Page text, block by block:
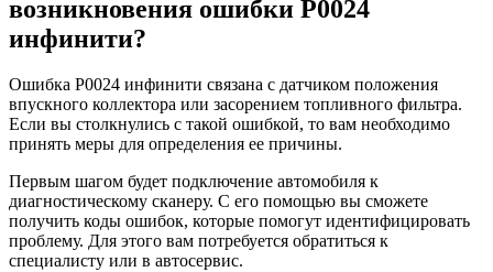
возникновения ошибки Р0024
инфинити?
Ошибка Р0024 инфинити связана с датчиком положения
впускного коллектора или засорением топливного фильтра.
Если вы столкнулись с такой ошибкой, то вам необходимо
принять меры для определения ее причины.
Первым шагом будет подключение автомобиля к
диагностическому сканеру. С его помощью вы сможете
получить коды ошибок, которые помогут идентифицировать
проблему. Для этого вам потребуется обратиться к
специалисту или в автосервис.